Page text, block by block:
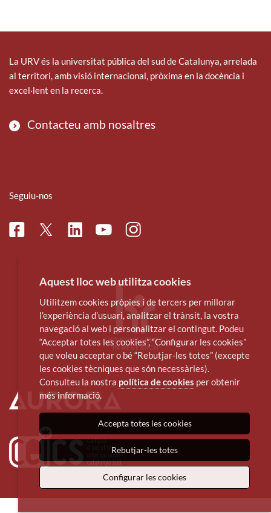
La URV és la universitat pública del sud de Catalunya, arrelada
al territori, amb visió internacional, pròxima en la docència i
excel·lent en la recerca.
Contacteu amb nosaltres
Seguiu-nos
FacebookTwitterLinkedinYoutubeInstagram
Aquest lloc web utilitza cookies
Utilitzem cookies pròpies i de tercers per millorar
l’experiència d’usuari, analitzar el trànsit, la vostra
navegació al web i personalitzar el contingut. Podeu
“Acceptar totes les cookies”, “Configurar les cookies”
que voleu acceptar o bé “Rebutjar-les totes” (excepte
les cookies tècniques que són necessàries).
Consulteu la nostra política de cookies per obtenir
més informació.
Accepta totes les cookies
Rebutjar-les totes
Configurar les cookies